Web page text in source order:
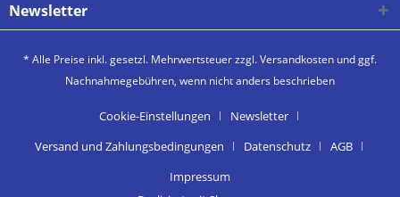
Newsletter
* Alle Preise inkl. gesetzl. Mehrwertsteuer zzgl.Versandkosten und ggf.
Nachnahmegebühren, wenn nicht anders beschrieben
Cookie-Einstellungen
Newsletter
Versand und Zahlungsbedingungen
Datenschutz
AGB
Impressum